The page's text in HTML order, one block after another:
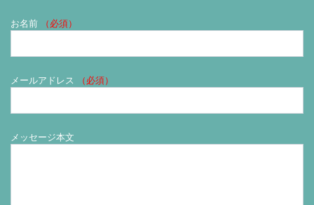
お名前 （必須）
メールアドレス （必須）
メッセージ本文